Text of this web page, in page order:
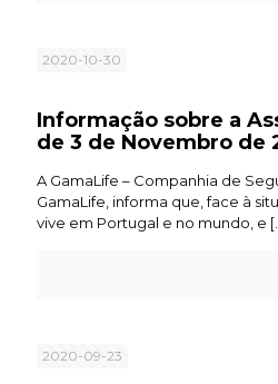
2020-10-30
Informação sobre a
de 3 de Novembro de
A GamaLife – Companhia de
GamaLife, informa que, face à
vive em Portugal e no mundo, e
2020-09-23